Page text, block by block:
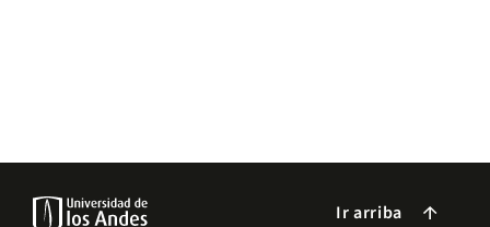
Ir arriba arrow_forward